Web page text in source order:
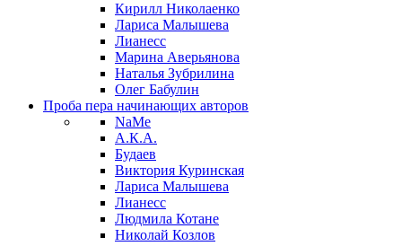
Кирилл Николаенко
Лариса Малышева
Лианесс
Марина Аверьянова
Наталья Зубрилина
Олег Бабулин
Проба пера начинающих авторов
NaMe
А.К.А.
Будаев
Виктория Куринская
Лариса Малышева
Лианесс
Людмила Котане
Николай Козлов